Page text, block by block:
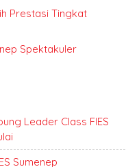
Prestasi Tingkat
Spektakuler
Leader Class FIES
Sumenep